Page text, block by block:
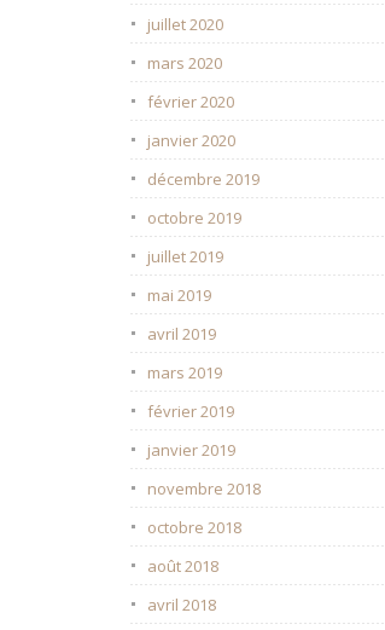
juillet 2020
mars 2020
février 2020
janvier 2020
décembre 2019
octobre 2019
juillet 2019
mai 2019
avril 2019
mars 2019
février 2019
janvier 2019
novembre 2018
octobre 2018
août 2018
avril 2018